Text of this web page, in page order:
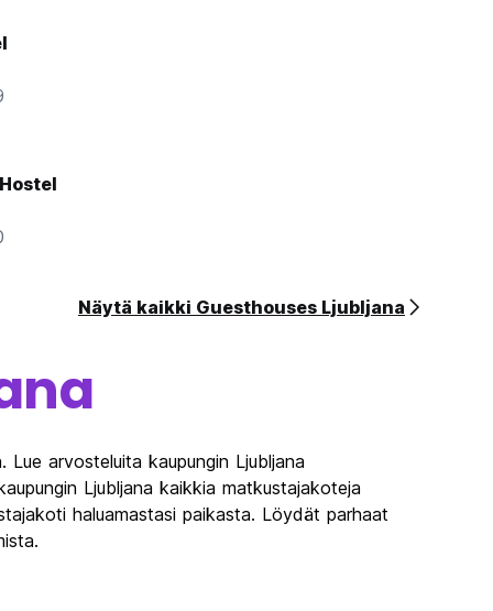
Näytä kaikki Guesthouses Ljubljana
Lue arvosteluita kaupungin Ljubljana
Ljubljana kaikkia matkustajakoteja
haluamastasi paikasta. Löydät parhaat